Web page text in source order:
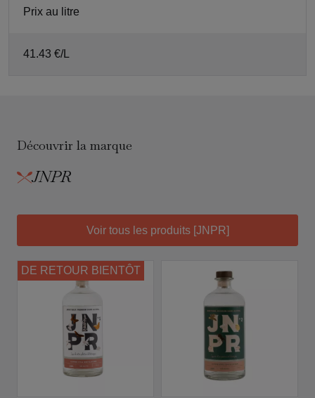
Prix au litre
41.43 €/L
Découvrir la marque
JNPR
Voir tous les produits [JNPR]
DE RETOUR BIENTÔT